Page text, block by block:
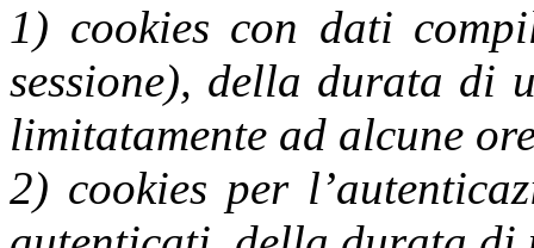
1) cookies con dati
sessione), della durata di
limitatamente ad alcune
2) cookies per